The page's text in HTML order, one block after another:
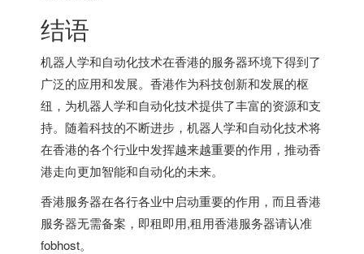
结语
机器人学和自动化技术在香港的服务器环境下得到了
广泛的应用和发展。香港作为科技创新和发展的枢
纽，为机器人学和自动化技术提供了丰富的资源和支
持。随着科技的不断进步，机器人学和自动化技术将
在香港的各个行业中发挥越来越重要的作用，推动香
港走向更加智能和自动化的未来。
香港服务器在各行各业中启动重要的作用，而且香港
服务器无需备案，即租即用,租用香港服务器请认准
fobhost。